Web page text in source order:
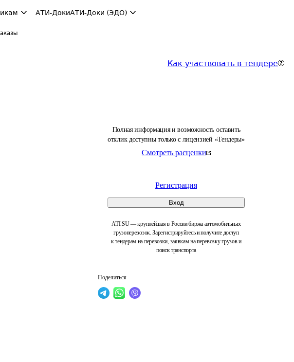
АТИ-ДокиАТИ-Доки (ЭДО)
Как участвовать в тендере
Полная информация и возможность оставить
отклик доступны только с лицензией «Тендеры»
Смотреть расценки
Регистрация
Вход
ATI.SU — крупнейшая в России биржа автомобильных
грузоперевозок. Зарегистрируйтесь и получите доступ
к тендерам на перевозки, заявкам на перевозку грузов и
поиск транспорта
Поделиться